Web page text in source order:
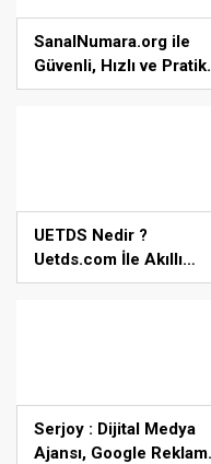
SanalNumara.org ile
Güvenli, Hızlı ve Pratik
SMS Onay Çözümleri
UETDS Nedir ?
Uetds.com İle Akıllı
Dijital Taşımacılık
Serjoy : Dijital Medya
Ajansı, Google Reklam